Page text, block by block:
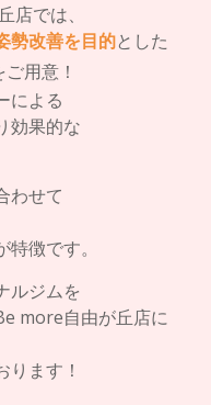
店では、
勢改善を目的とした
ご用意！
による
効果的な
わせて
徴です。
ルジムを
more自由が丘店に
ます！